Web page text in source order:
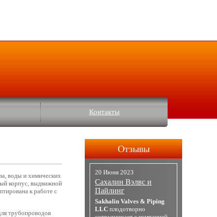
Контакты
воды и химических
корпус, выдвижной
к работе с
трубопроводов
Отзывы
20 Июня 2023
Сахалин Вэлвс и
Пайлинг
Sakhalin Valves & Piping
LLC плодотворно